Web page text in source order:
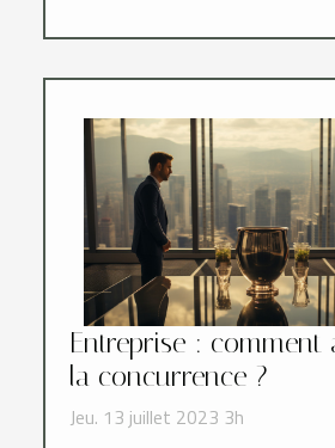
Entreprise : comment
la concurrence ?
Jeu. 13 juillet 2023 3h